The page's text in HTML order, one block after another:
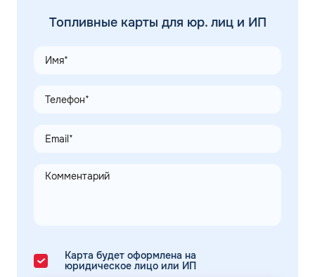
Топливные карты для юр. лиц и ИП
Карта будет оформлена на
юридическое лицо или ИП